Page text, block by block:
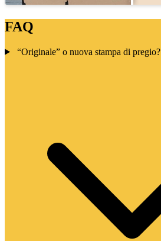
FAQ
“Originale” o nuova stampa di pregio?